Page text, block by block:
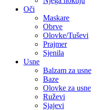
Oči
Maskare
Obrve
Olovke/Tuševi
Prajmer
Sjenila
Usne
Balzam za usne
Baze
Olovke za usne
Ruževi
Sjajevi